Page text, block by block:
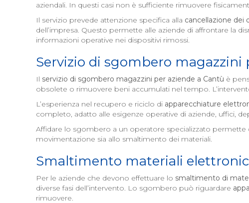
aziendali. In questi casi non è sufficiente rimuovere
Il servizio prevede attenzione specifica alla cancellazione dei
dell’impresa. Questo permette alle aziende di affrontare la
informazioni operative nei dispositivi rimossi.
Servizio di sgombero magazzini
Il servizio di sgombero magazzini per aziende a Cantù è
obsolete o rimuovere beni accumulati nel tempo.
L’esperienza nel recupero e riciclo di apparecchiature
completo, adatto alle esigenze operative di aziende, uffici,
Affidare lo sgombero a un operatore specializzato
movimentazione sia allo smaltimento dei materiali.
Smaltimento materiali
Per le aziende che devono effettuare lo smaltimento di
diverse fasi dell’intervento. Lo sgombero può riguardare
rimuovere.